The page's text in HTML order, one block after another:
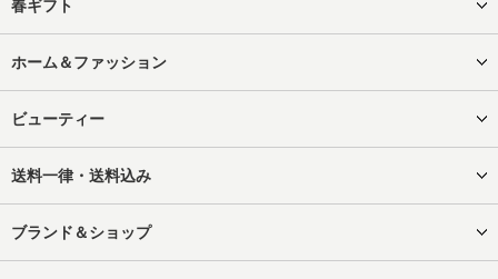
春ギフト
ホーム＆ファッション
ビューティー
送料一律・送料込み
ブランド＆ショップ